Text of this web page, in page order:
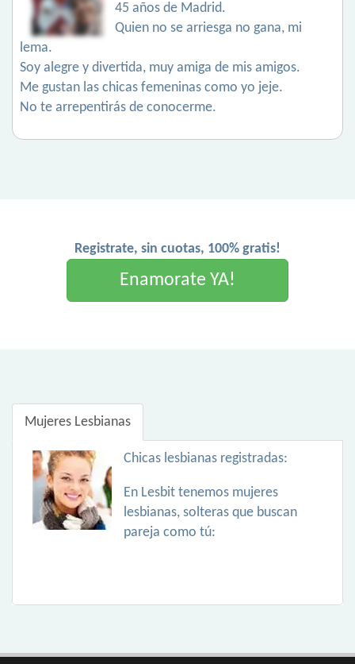
45 años de Madrid.
Quien no se arriesga no gana, mi
lema.
Soy alegre y divertida, muy amiga de mis amigos.
Me gustan las chicas femeninas como yo jeje.
No te arrepentirás de conocerme.
Registrate, sin cuotas, 100% gratis!
Enamorate YA!
Mujeres Lesbianas
Chicas lesbianas registradas:
En Lesbit tenemos mujeres
lesbianas, solteras que buscan
pareja como tú: